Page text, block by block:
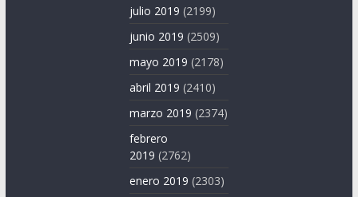
julio 2019 (2199)
junio 2019 (2509)
mayo 2019 (2178)
abril 2019 (2410)
marzo 2019 (2374)
febrero
2019 (2762)
enero 2019 (2303)